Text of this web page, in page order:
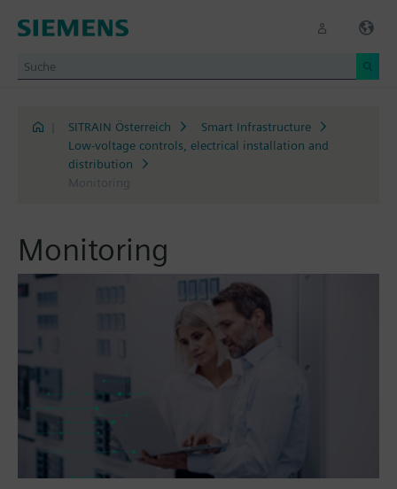
SITRAIN Österreich
Smart Infrastructure
Low-voltage controls, electrical installation and
distribution
Monitoring
Monitoring